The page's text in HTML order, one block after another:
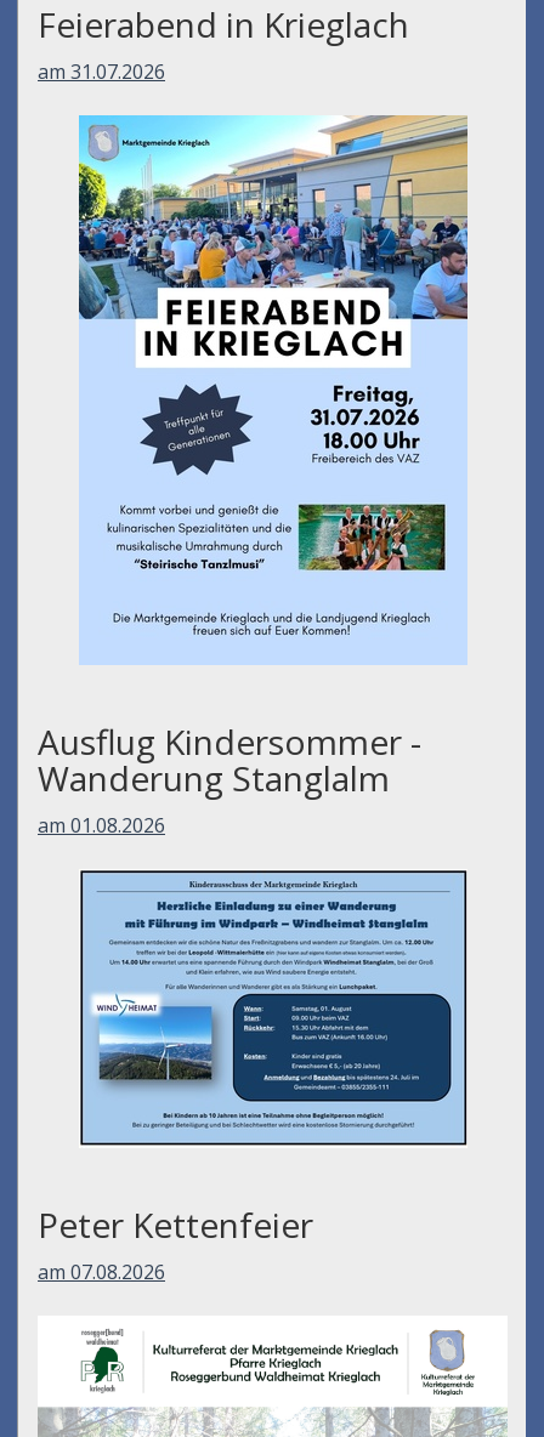
Feierabend in Krieglach
am 31.07.2026
Ausflug Kindersommer -
Wanderung Stanglalm
am 01.08.2026
Peter Kettenfeier
am 07.08.2026